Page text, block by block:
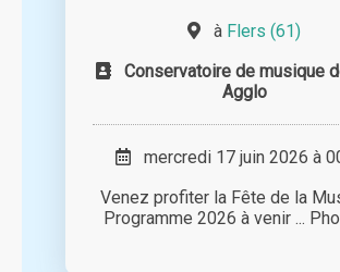
à Flers (61)
Conservatoire de musique
Agglo
mercredi 17 juin 2026 à
Venez profiter la Fête de la
Programme 2026 à venir ...